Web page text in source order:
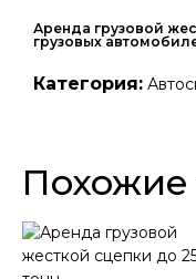
Похожие
Аренда грузовой
грузовых
Категория: